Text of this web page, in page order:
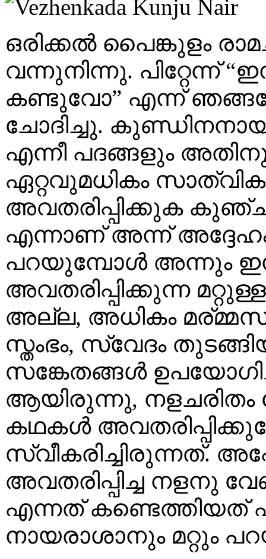
ഒരിക്കല്‍ പൈങ്കുളം
വന്നുനിന്നു. പിറ്റേന്ന്
കണ്ടുവോ” എന്ന്
ചോദിച്ചു.
എന്നീ പദങ്ങളും
ഏറ്റവുമധികം
അവതരിപ്പിക്കുക
എന്നാണ് അന്ന്
പറയുമ്പോള്‍ അന്നും
അവതരിപ്പിക്കുന്ന
അല്ല, അധികം
സ്തംഭം, സ്വേദം
സങ്കേതങ്ങള്‍
ആയിരുന്നു,
കഥകള്‍
സ്വീകരിച്ചിരുന്നത്.
അവതരിപ്പിച്ച നളനു
എന്നത് കണ്ടെത്തിയത്
നായരാശാനും മറ്റും